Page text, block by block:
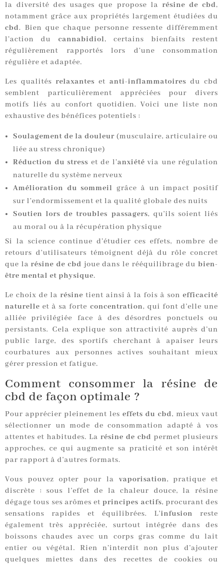
la diversité des usages que propose la résine de cbd,
notamment grâce aux propriétés largement étudiées du
cbd. Bien que chaque personne ressente différemment
l’action du cannabidiol, certains bienfaits restent
régulièrement rapportés lors d’une consommation
régulière et adaptée.
Les qualités relaxantes et anti-inflammatoires du cbd
semblent particulièrement appréciées pour divers
motifs liés au confort quotidien. Voici une liste non
exhaustive des bénéfices potentiels :
Soulagement de la douleur (musculaire, articulaire ou
liée au stress chronique)
Réduction du stress et de l’anxiété via une régulation
naturelle du système nerveux
Amélioration du sommeil grâce à un impact positif
sur l’endormissement et la qualité globale des nuits
Soutien lors de troubles passagers, qu’ils soient liés
au moral ou à la récupération physique
Si la science continue d’étudier ces effets, nombre de
retours d’utilisateurs témoignent déjà du rôle concret
que larésine de cbd joue dans le rééquilibrage dubien-
être mental et physique.
Le choix de la résine tient ainsi à la fois à sonefficacité
naturelle et à sa forte concentration, qui font d’elle une
alliée privilégiée face à des désordres ponctuels ou
persistants. Cela explique son attractivité auprès d’un
public large, des sportifs cherchant à apaiser leurs
courbatures aux personnes actives souhaitant mieux
gérer pression et fatigue.
Comment consommer la résine de
cbd de façon optimale ?
Pour apprécier pleinement les effets du cbd, mieux vaut
sélectionner un mode de consommation adapté à vos
attentes et habitudes. La résine de cbd permet plusieurs
approches, ce qui augmente sa praticité et son intérêt
par rapport à d’autres formats.
Vous pouvez opter pour la vaporisation, pratique et
discrète : sous l’effet de la chaleur douce, la résine
dégage tous ses arômes etprincipes actifs, procurant des
sensations rapides et équilibrées. L’infusion reste
également très appréciée, surtout intégrée dans des
boissons chaudes avec un corps gras comme du lait
entier ou végétal. Rien n’interdit non plus d’ajouter
quelques miettes dans des recettes de cookies ou